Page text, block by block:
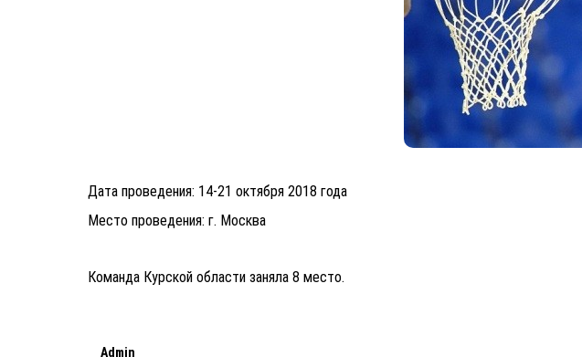
Дата проведения: 14-21 октября 2018 года
Место проведения: г. Москва
Команда Курской области заняла 8 место.
Admin